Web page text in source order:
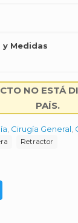
y Medidas
NO ESTÁ
PAÍS.
Cirugía General
Retractor